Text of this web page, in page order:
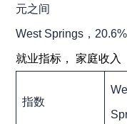
元之间
West Springs，
就业指标， 家庭收入
指数